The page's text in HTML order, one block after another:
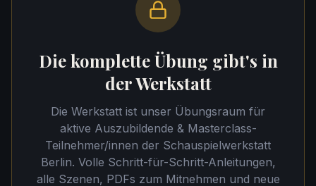
Die komplette Übung gibt's in
der Werkstatt
Die Werkstatt ist unser Übungsraum für
aktive Auszubildende & Masterclass-
Teilnehmer/innen der Schauspielwerkstatt
Berlin. Volle Schritt-für-Schritt-Anleitungen,
alle Szenen, PDFs zum Mitnehmen und neue